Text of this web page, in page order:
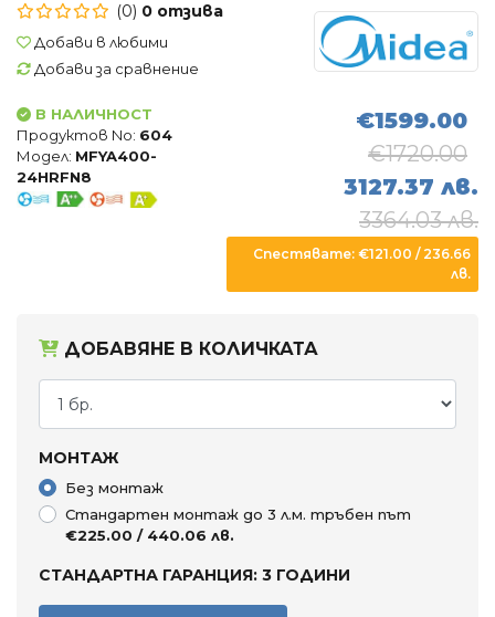
Въздухопречистватели
АКСЕСОАРИ
(0) 0 отзива
Добави в любими
Добави за сравнение
В НАЛИЧНОСТ
Продуктов No: 604
Модел: MFYA400-
24HRFN8
€1599.00
€1720.00
3127.37 лв.
3364.03 лв.
Спестявате: €121.00 / 236.66
лв.
ДОБАВЯНЕ В КОЛИЧКАТА
МОНТАЖ
Без монтаж
Стандартен монтаж до 3 л.м. тръбен път
€225.00 / 440.06 лв.
СТАНДАРТНА ГАРАНЦИЯ: 3 ГОДИНИ